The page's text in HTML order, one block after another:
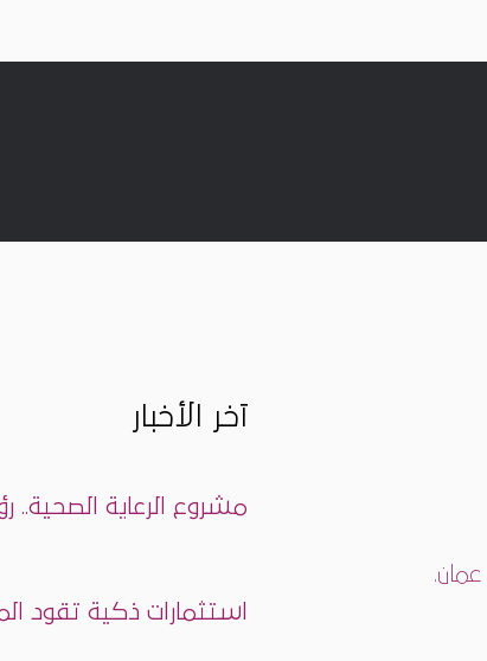
آخر الأخبار
مشروع الرعاية الصحية..
استثمارات ذكية تقود